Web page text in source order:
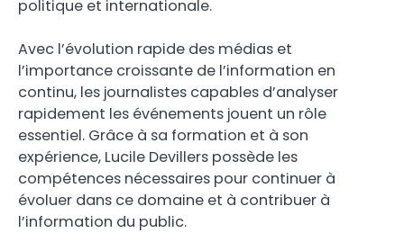
politique et internationale.
Avec l’évolution rapide des médias et
l’importance croissante de l’information en
continu, les journalistes capables d’analyser
rapidement les événements jouent un rôle
essentiel. Grâce à sa formation et à son
expérience, Lucile Devillers possède les
compétences nécessaires pour continuer à
évoluer dans ce domaine et à contribuer à
l’information du public.